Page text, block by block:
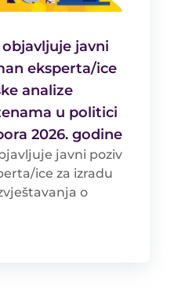
objavljuje javni
eksperta/ice
analize
u politici
2026. godine
javni poziv
ice za izradu
o